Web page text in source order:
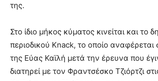
της.
Στο ίδιο μήκος κύματος κινείται και το
περιοδικού Knack, το οποίο αναφέρεται
της Εύας Καϊλή μετά την έρευνα που
διατηρεί με τον Φραντσέσκο Τζιόρτζι